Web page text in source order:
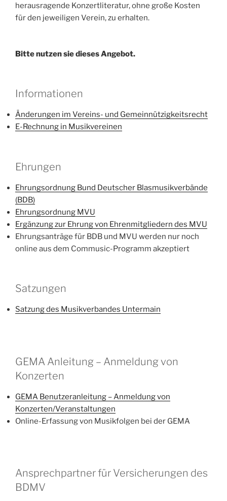
herausragende Konzertliteratur, ohne große Kosten
für den jeweiligen Verein, zu erhalten.
Bitte nutzen sie dieses Angebot.
Informationen
Änderungen im Vereins- und Gemeinnützigkeitsrecht
E-Rechnung in Musikvereinen
Ehrungen
Ehrungsordnung Bund Deutscher Blasmusikverbände
(BDB)
Ehrungsordnung MVU
Ergänzung zur Ehrung von Ehrenmitgliedern des MVU
Ehrungsanträge für BDB und MVU werden nur noch
online aus dem Commusic-Programm akzeptiert
Satzungen
Satzung des Musikverbandes Untermain
GEMA Anleitung – Anmeldung von
Konzerten
GEMA Benutzeranleitung – Anmeldung von
Konzerten/Veranstaltungen
Online-Erfassung von Musikfolgen bei der GEMA
Ansprechpartner für Versicherungen des
BDMV